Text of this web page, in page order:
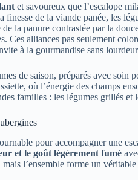
et savoureux que l’escalope
finesse de la viande panée, les
la panure contrastée par la
Ces alliances pas seulement
à la gourmandise sans
de saison, préparés avec soin
où l’énergie des champs
familles : les légumes grillés et
pour accompagner une
et le goût légèrement fumé
l’ensemble forme un